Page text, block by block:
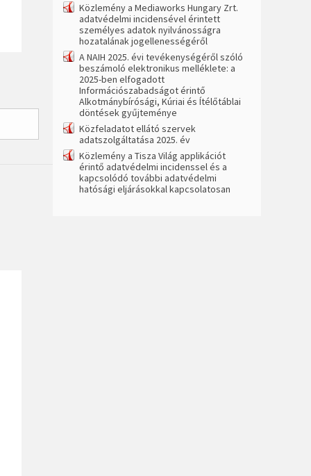
Közlemény a Mediaworks Hungary Zrt.
adatvédelmi incidensével érintett
személyes adatok nyilvánosságra
hozatalának jogellenességéről
A NAIH 2025. évi tevékenységéről szóló
beszámoló elektronikus melléklete: a
2025-ben elfogadott
Információszabadságot érintő
Alkotmánybírósági, Kúriai és Ítélőtáblai
döntések gyűjteménye
Közfeladatot ellátó szervek
adatszolgáltatása 2025. év
Közlemény a Tisza Világ applikációt
érintő adatvédelmi incidenssel és a
kapcsolódó további adatvédelmi
hatósági eljárásokkal kapcsolatosan